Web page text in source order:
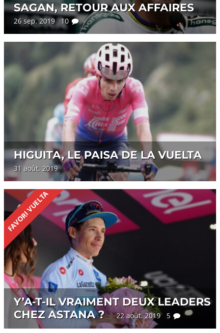
SAGAN, RETOUR AUX AFFAIRES
26 sep. 2019 10
HIGUITA, LE PAISA DE LA VUELTA
31 août. 2019
FAVORI VUELTA
Y’A-T-IL VRAIMENT DEUX LEADERS
CHEZ ASTANA ?
22 août. 2019 5